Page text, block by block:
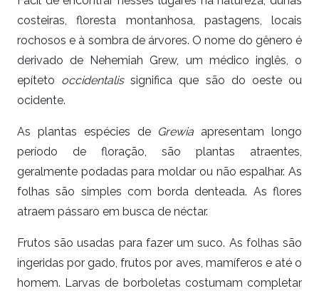
costeiras, floresta montanhosa, pastagens, locais
rochosos e à sombra de árvores. O nome do gênero é
derivado de Nehemiah Grew, um médico inglês, o
epíteto occidentalissignifica que são do oeste ou
ocidente.
As plantas espécies de Grewia apresentam longo
período de floração, são plantas atraentes,
geralmente podadas para moldar ou não espalhar. As
folhas são simples com borda denteada. As flores
atraem pássaro em busca de néctar.
Frutos são usadas para fazer um suco. As folhas são
ingeridas por gado, frutos por aves, mamíferos e até o
homem. Larvas de borboletas costumam completar